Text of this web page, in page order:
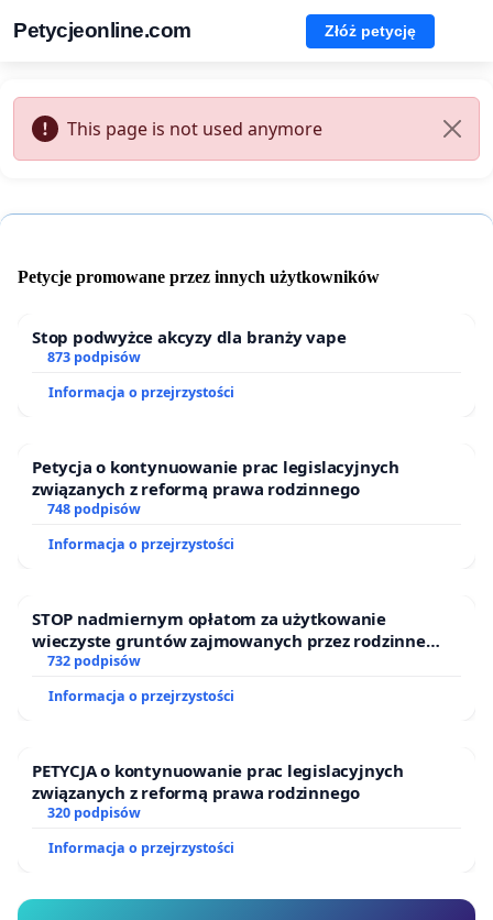
Petycjeonline.com Złóż petycję
This page is not used anymore
Petycje promowane przez innych użytkowników
Stop podwyżce akcyzy dla branży vape
873 podpisów
Informacja o przejrzystości
Petycja o kontynuowanie prac legislacyjnych
związanych z reformą prawa rodzinnego
748 podpisów
Informacja o przejrzystości
STOP nadmiernym opłatom za użytkowanie
wieczyste gruntów zajmowanych przez rodzinne
ogrody działkowe.
732 podpisów
Informacja o przejrzystości
PETYCJA o kontynuowanie prac legislacyjnych
związanych z reformą prawa rodzinnego
320 podpisów
Informacja o przejrzystości